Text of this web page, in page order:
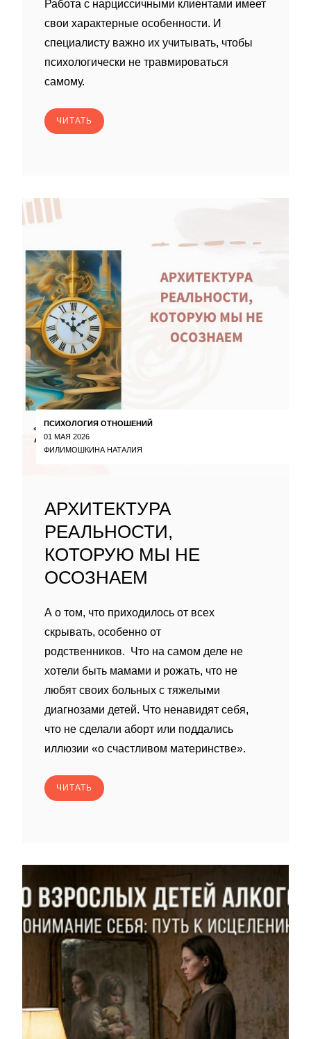
Работа с нарциссичными клиентами имеет
свои характерные особенности. И
специалисту важно их учитывать, чтобы
психологически не травмироваться
самому.
ЧИТАТЬ
ПСИХОЛОГИЯ ОТНОШЕНИЙ
01 МАЯ 2026
ФИЛИМОШКИНА НАТАЛИЯ
АРХИТЕКТУРА
РЕАЛЬНОСТИ,
КОТОРУЮ МЫ НЕ
ОСОЗНАЕМ
А о том, что приходилось от всех
скрывать, особенно от
родственников. Что на самом деле не
хотели быть мамами и рожать, что не
любят своих больных с тяжелыми
диагнозами детей. Что ненавидят себя,
что не сделали аборт или поддались
иллюзии «о счастливом материнстве».
ЧИТАТЬ